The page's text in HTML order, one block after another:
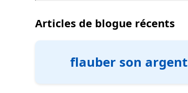
Articles de blogue récents
flauber son argent